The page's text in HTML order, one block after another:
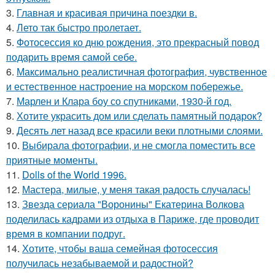
3. Главная и красивая причина поездки в.
4. Лето так быстро пролетает.
5. Фотосессия ко дню рождения, это прекрасный повод
подарить время самой себе.
6. Максимально реалистичная фотография, чувственное
и естественное настроение на морском побережье.
7. Марлен и Клара боу со спутниками, 1930-й год.
8. Хотите украсить дом или сделать памятный подарок?
9. Десять лет назад все красили веки плотными слоями.
10. Выбирала фотографии, и не смогла поместить все
приятные моменты.
11. Dolls of the World 1996.
12. Мастера, милые, у меня такая радость случалась!
13. Звезда сериала "Воронины" Екатерина Волкова
поделилась кадрами из отдыха в Париже, где проводит
время в компании подруг.
14. Хотите, чтобы ваша семейная фотосессия
получилась незабываемой и радостной?